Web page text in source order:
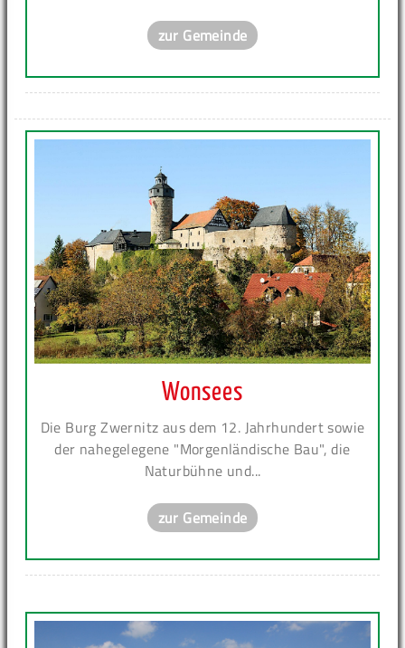
zur Gemeinde
Wonsees
Die Burg Zwernitz aus dem 12. Jahrhundert sowie
der nahegelegene "Morgenländische Bau", die
Naturbühne und...
zur Gemeinde